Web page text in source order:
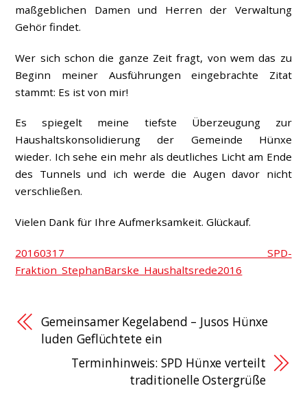
maßgeblichen Damen und Herren der Verwaltung
Gehör findet.
Wer sich schon die ganze Zeit fragt, von wem das zu
Beginn meiner Ausführungen eingebrachte Zitat
stammt: Es ist von mir!
Es spiegelt meine tiefste Überzeugung zur
Haushaltskonsolidierung der Gemeinde Hünxe
wieder. Ich sehe ein mehr als deutliches Licht am Ende
des Tunnels und ich werde die Augen davor nicht
verschließen.
Vielen Dank für Ihre Aufmerksamkeit. Glückauf.
20160317 SPD-
Fraktion_StephanBarske_Haushaltsrede2016
Gemeinsamer Kegelabend – Jusos Hünxe
luden Geflüchtete ein
Terminhinweis: SPD Hünxe verteilt
traditionelle Ostergrüße